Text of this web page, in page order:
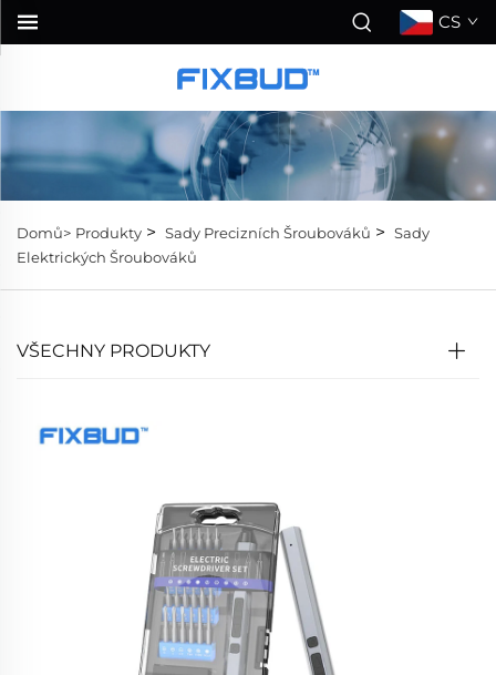
CS
Domů> Produkty > Sady Precizních Šroubováků > Sady
Elektrických Šroubováků
VŠECHNY PRODUKTY